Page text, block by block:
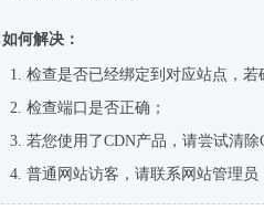
如何解决：
检查是否已经绑定到对应站点，
检查端口是否正确；
若您使用了CDN产品，请尝试清除
普通网站访客，请联系网站管理员